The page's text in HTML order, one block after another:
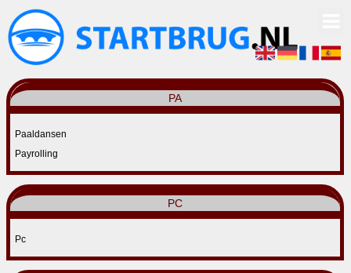
PA
Paaldansen
Payrolling
PC
Pc